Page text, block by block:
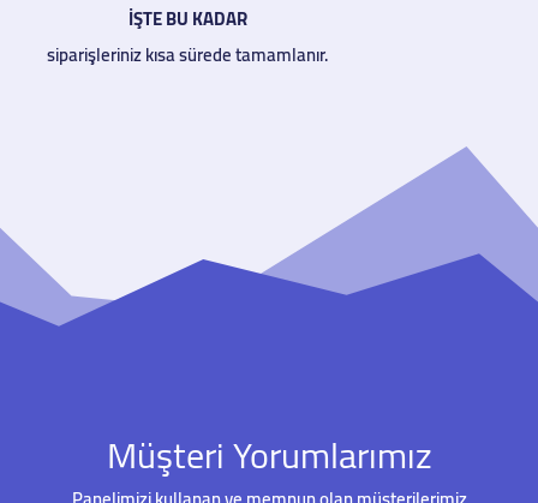
İŞTE BU KADAR
siparişleriniz kısa sürede tamamlanır.
Müşteri Yorumlarımız